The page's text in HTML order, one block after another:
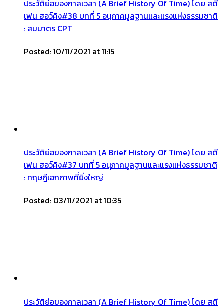
ประวัติย่อของกาลเวลา (A Brief History Of Time) โดย สตี
เฟน ฮอว์คิง#38 บทที่ 5 อนุภาคมูลฐานและแรงแห่งธรรมชาติ
: สมมาตร CPT
Posted: 10/11/2021 at 11:15
ประวัติย่อของกาลเวลา (A Brief History Of Time) โดย สตี
เฟน ฮอว์คิง#37 บทที่ 5 อนุภาคมูลฐานและแรงแห่งธรรมชาติ
: ทฤษฎีเอกภาพที่ยิ่งใหญ่
Posted: 03/11/2021 at 10:35
ประวัติย่อของกาลเวลา (A Brief History Of Time) โดย สตี